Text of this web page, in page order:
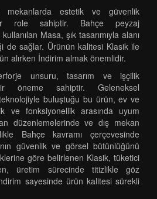
mekanlarda estetik ve güvenlik
role sahiptir. Bahçe peyzaj
Masa, şık tasarımıyla alanı
de sağlar. Ürünün kalitesi Klasik ile
alırken İndirim almak önemlidir.
unsuru, tasarım ve işçilik
öneme sahiptir. Geleneksel
buluştuğu bu ürün, ev ve
ve fonksiyonellik arasında uyum
düzenlemelerinde ve dış mekan
Bahçe kavramı çerçevesinde
güvenlik ve görsel bütünlüğünü
göre belirlenen Klasik, tüketici
üretim sürecinde titizlikle göz
sayesinde ürün kalitesi sürekli